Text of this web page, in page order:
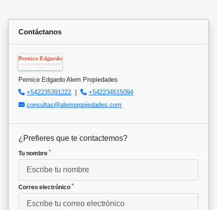
Contáctanos
Pernice Edgardo Alem Propiedades
+542235391222 |
+542234515094
consultas@alempropiedades.com
¿Prefieres que te contactemos?
Tu nombre *
Correo electrónico *